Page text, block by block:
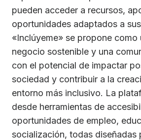
pueden acceder a recursos,
oportunidades adaptados a
«Inclúyeme» se propone como
negocio sostenible y una
con el potencial de impactar
sociedad y contribuir a la
entorno más inclusivo. La
desde herramientas de
oportunidades de empleo,
socialización, todas diseñadas